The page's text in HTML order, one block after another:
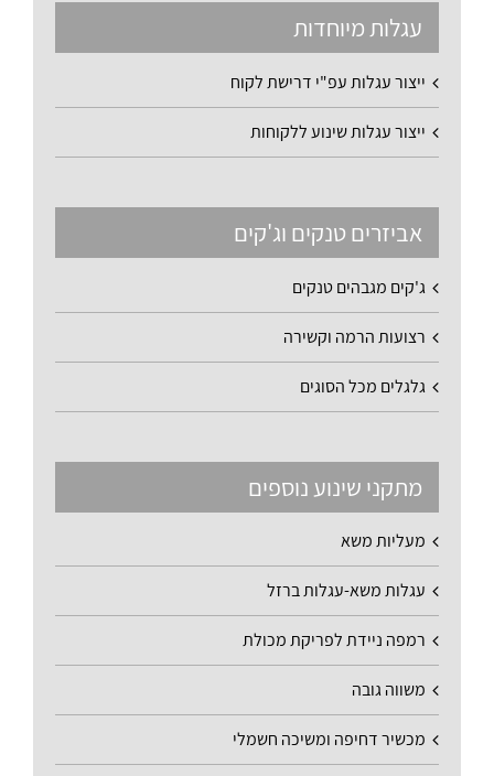
עגלות מיוחדות
ייצור עגלות עפ"י דרישת לקוח
ייצור עגלות שינוע ללקוחות
אביזרים טנקים וג'קים
ג'קים מגבהים טנקים
רצועות הרמה וקשירה
גלגלים מכל הסוגים
מתקני שינוע נוספים
מעליות משא
עגלות משא-עגלות ברזל
רמפה ניידת לפריקת מכולת
משווה גובה
מכשיר דחיפה ומשיכה חשמלי